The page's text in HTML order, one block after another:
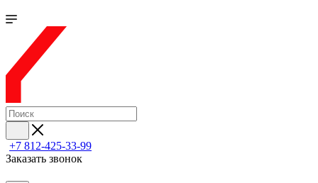
+7 812-425-33-99
Заказать звонок